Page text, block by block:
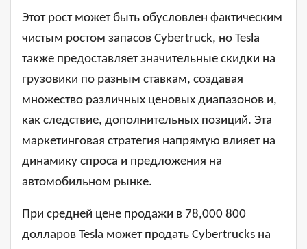
Этот рост может быть обусловлен фактическим
чистым ростом запасов Cybertruck, но Tesla
также предоставляет значительные скидки на
грузовики по разным ставкам, создавая
множество различных ценовых диапазонов и,
как следствие, дополнительных позиций. Эта
маркетинговая стратегия напрямую влияет на
динамику спроса и предложения на
автомобильном рынке.
При средней цене продажи в 78,000 800
долларов Tesla может продать Cybertrucks на